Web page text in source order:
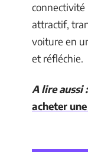
connectivité
attractif,
voiture en
et réfléchie.
A lire aussi :
acheter